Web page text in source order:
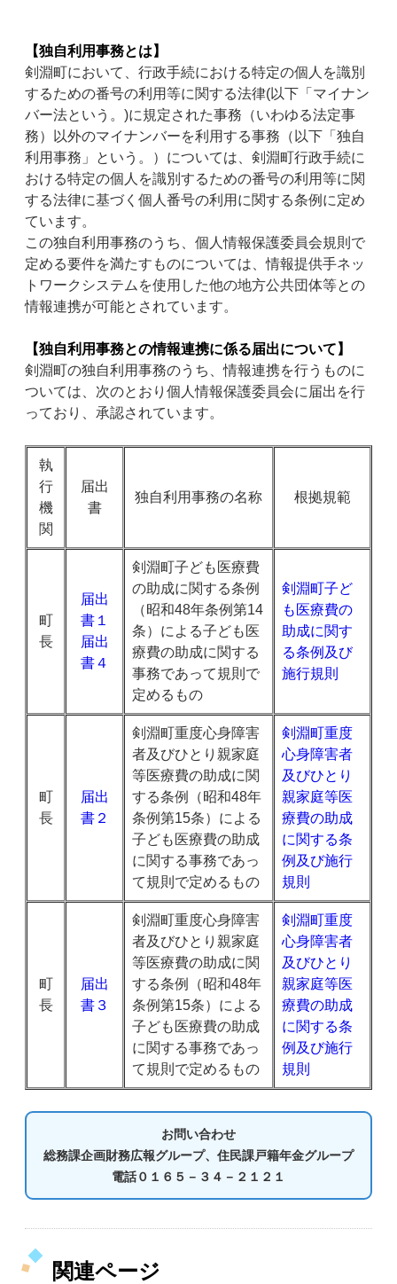
【独自利用事務とは】
剣淵町において、行政手続における特定の個人を識別
するための番号の利用等に関する法律(以下「マイナン
バー法という。)に規定された事務（いわゆる法定事
務）以外のマイナンバーを利用する事務（以下「独自
利用事務」という。）については、剣淵町行政手続に
おける特定の個人を識別するための番号の利用等に関
する法律に基づく個人番号の利用に関する条例に定め
ています。
この独自利用事務のうち、個人情報保護委員会規則で
定める要件を満たすものについては、情報提供手ネッ
トワークシステムを使用した他の地方公共団体等との
情報連携が可能とされています。
【独自利用事務との情報連携に係る届出について】
剣淵町の独自利用事務のうち、情報連携を行うものに
ついては、次のとおり個人情報保護委員会に届出を行
っており、承認されています。
執
行
機
関
届出
書
独自利用事務の名称 根拠規範
町
長
届出
書１
届出
書４
剣淵町子ども医療費
の助成に関する条例
（昭和48年条例第14
条）による子ども医
療費の助成に関する
事務であって規則で
定めるもの
剣淵町子ど
も医療費の
助成に関す
る条例及び
施行規則
町
長
届出
書２
剣淵町重度心身障害
者及びひとり親家庭
等医療費の助成に関
する条例（昭和48年
条例第15条）による
子ども医療費の助成
に関する事務であっ
て規則で定めるもの
剣淵町重度
心身障害者
及びひとり
親家庭等医
療費の助成
に関する条
例及び施行
規則
町
長
届出
書３
剣淵町重度心身障害
者及びひとり親家庭
等医療費の助成に関
する条例（昭和48年
条例第15条）による
子ども医療費の助成
に関する事務であっ
て規則で定めるもの
剣淵町重度
心身障害者
及びひとり
親家庭等医
療費の助成
に関する条
例及び施行
規則
お問い合わせ
総務課企画財務広報グループ、住民課戸籍年金グループ
電話０１６５－３４－２１２１
関連ページ